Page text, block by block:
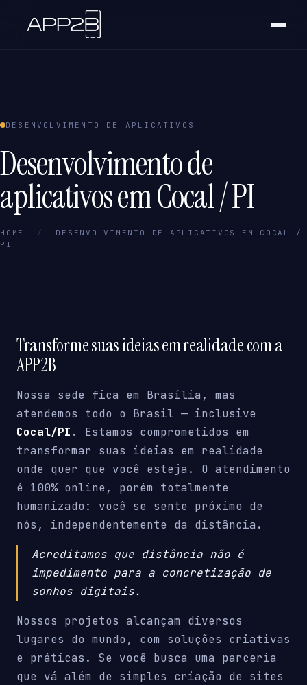
DESENVOLVIMENTO DE APLICATIVOS
Desenvolvimento de
aplicativos em Cocal / PI
HOME /
DESENVOLVIMENTO DE APLICATIVOS EM COCAL /
PI
Transforme suas ideias em realidade com a
APP2B
Nossa sede fica em Brasília, mas
atendemos todo o Brasil — inclusive
Cocal/PI . Estamos comprometidos em
transformar suas ideias em realidade
onde quer que você esteja. O atendimento
é 100% online, porém totalmente
humanizado: você se sente próximo de
nós, independentemente da distância.
Acreditamos que distância não é
impedimento para a concretização de
sonhos digitais.
Nossos projetos alcançam diversos
lugares do mundo, com soluções criativas
e práticas. Se você busca uma parceria
que vá além de simples criação de sites